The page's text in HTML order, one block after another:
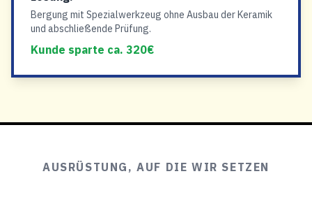
Bergung mit Spezialwerkzeug ohne Ausbau der Keramik
und abschließende Prüfung.
Kunde sparte ca. 320€
AUSRÜSTUNG, AUF DIE WIR SETZEN